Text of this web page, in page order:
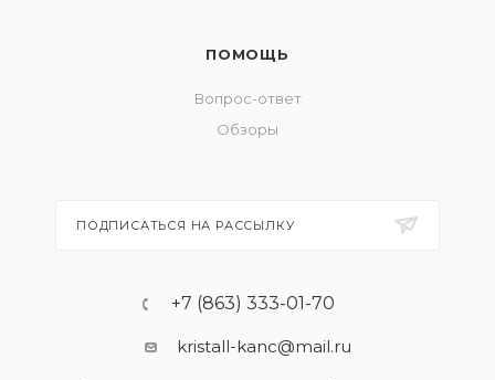
ПОМОЩЬ
Вопрос-ответ
Обзоры
ПОДПИСАТЬСЯ НА РАССЫЛКУ
+7 (863) 333-01-70
kristall-kanc@mail.ru